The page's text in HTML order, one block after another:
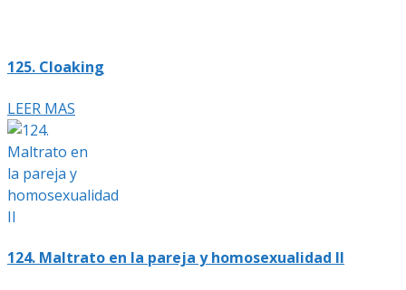
125. Cloaking
LEER MAS
124. Maltrato en la pareja y homosexualidad II